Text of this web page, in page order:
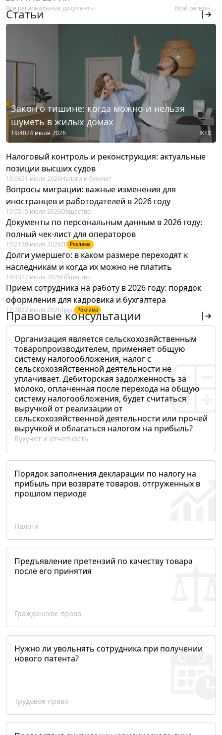
Все региональные документы Мой регион ...
Статьи
Закон о тишине: когда можно и нельзя
шуметь в жилых домах
19:4024 июля 2026 ЖКХ
Налоговый контроль и реконструкция: актуальные
позиции высших судов
19:0621 июля 2026Налоги и бухучет
Вопросы миграции: важные изменения для
иностранцев и работодателей в 2026 году
19:0515 июля 2026Общество
Документы по персональным данным в 2026 году:
полный чек-лист для операторов
15:21 30 июля 2026IT Реклама
Долги умершего: в каком размере переходят к
наследникам и когда их можно не платить
19:4317 июля 2026Общество
Прием сотрудника на работу в 2026 году: порядок
оформления для кадровика и бухгалтера
12:2822 июля 2026Труд Реклама
Правовые консультации
Организация является сельскохозяйственным
товаропроизводителем, применяет общую
систему налогообложения, налог с
сельскохозяйственной деятельности не
уплачивает. Дебиторская задолженность за
молоко, оплаченная после перехода на общую
систему налогообложения, будет считаться
выручкой от реализации от
сельскохозяйственной деятельности или прочей
выручкой и облагаться налогом на прибыль?
Бухучет и отчетность
Порядок заполнения декларации по налогу на
прибыль при возврате товаров, отгруженных в
прошлом периоде
Налоги
Предъявление претензий по качеству товара
после его принятия
Гражданское право
Нужно ли увольнять сотрудника при получении
нового патента?
Трудовое право